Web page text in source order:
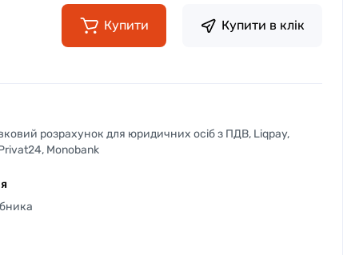
Купити Купити в клік
розрахунок для юридичних осіб з ПДВ, Liqpay,
Monobank